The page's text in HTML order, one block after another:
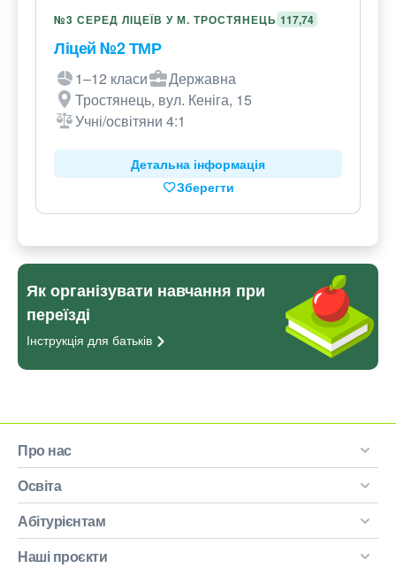
№3 СЕРЕД ЛІЦЕЇВ У М. ТРОСТЯНЕЦЬ 117,74
Ліцей №2 ТМР
1–12 класи
Державна
Тростянець, вул. Кеніга, 15
Учні/освітяни 4:1
Детальна інформація
Зберегти
Як організувати навчання при
переїзді
Інструкція для батьків
Про нас
Освіта
Абітурієнтам
Наші проєкти